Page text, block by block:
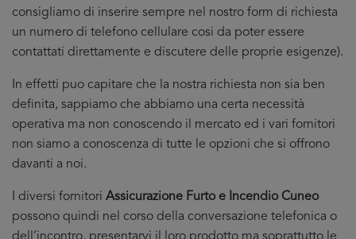
consigliamo di inserire sempre nel nostro form di richiesta
un numero di telefono cellulare cosi da poter essere
contattati direttamente e discutere delle proprie esigenze).
In effetti puo capitare che la nostra richiesta non sia ben
definita, sappiamo che abbiamo una certa necessità
operativa ma non conoscendo il mercato ed i vari fornitori
non siamo a conoscenza di tutte le opzioni che si offrono
davanti a noi.
I diversi fornitori Assicurazione Furto e Incendio Cuneo
possono quindi nel corso della conversazione telefonica o